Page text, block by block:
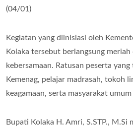
(04/01)
Kegiatan yang diinisiasi oleh
Kolaka tersebut berlangsung
kebersamaan. Ratusan peserta
Kemenag, pelajar madrasah, tokoh
keagamaan, serta masyarakat
Bupati Kolaka H. Amri, S.STP., M.Si